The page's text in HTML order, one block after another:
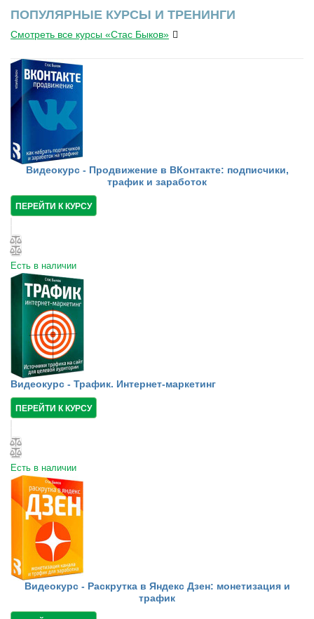
ПОПУЛЯРНЫЕ КУРСЫ И ТРЕНИНГИ
Смотреть все курсы «Стас Быков»
Видеокурс - Продвижение в ВКонтакте: подписчики,
трафик и заработок
ПЕРЕЙТИ К КУРСУ
Есть в наличии
Видеокурс - Трафик. Интернет-маркетинг
ПЕРЕЙТИ К КУРСУ
Есть в наличии
Видеокурс - Раскрутка в Яндекс Дзен: монетизация и
трафик